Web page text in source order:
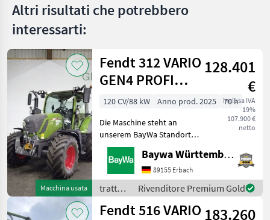
Altri risultati che potrebbero
interessarti:
Macchina usata
Fendt 312 VARIO
GEN4 PROFI
SET2
128.401
€
inclusa IVA
19%
107.900 €
netto
120 CV/88 kW Anno prod. 2025
70 h
Die Maschine steht an
unserem BayWa Standort in
DE-89155 Erbach.Gerne
steht Ihnen Herr Straub
unter Tel.: 07305 173 52 für
Ihre Anfrage zur
Verfügung!Fendt 312 Vario
Baywa Württemberg
89155 Erbach
trattori
/ Fendt
Rivenditore Premium Gold
Fendt 516 VARIO 183.260